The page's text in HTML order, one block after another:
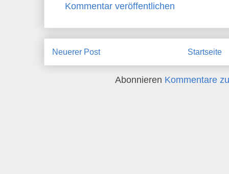
Kommentar veröffentlichen
Neuerer Post Startseite
Abonnieren Kommentare